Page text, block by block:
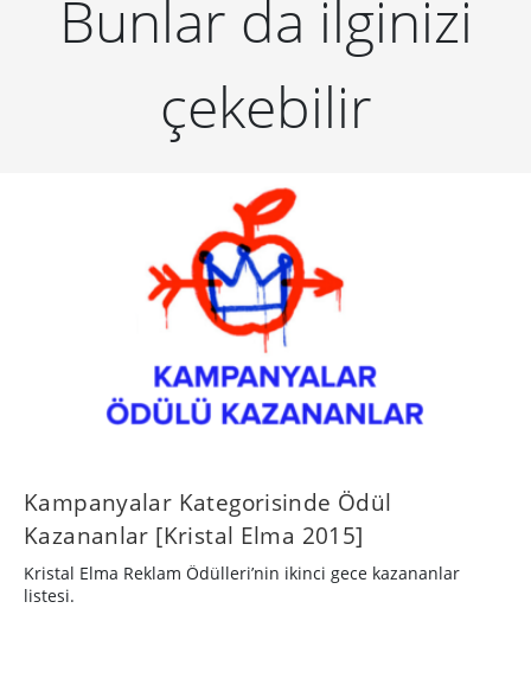
Bunlar da ilginizi
çekebilir
Kampanyalar Kategorisinde Ödül
Kazananlar [Kristal Elma 2015]
Kristal Elma Reklam Ödülleri’nin ikinci gece kazananlar
listesi.